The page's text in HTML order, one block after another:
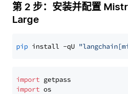
第 2 步：安装并配置
Large
pip install -qU
import
import os